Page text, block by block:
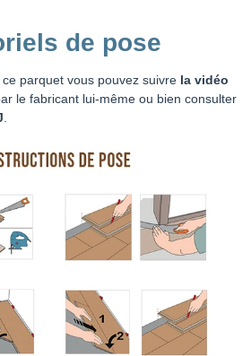
de pose
parquet vous pouvez suivre la vidéo
le fabricant lui-même ou bien consulter